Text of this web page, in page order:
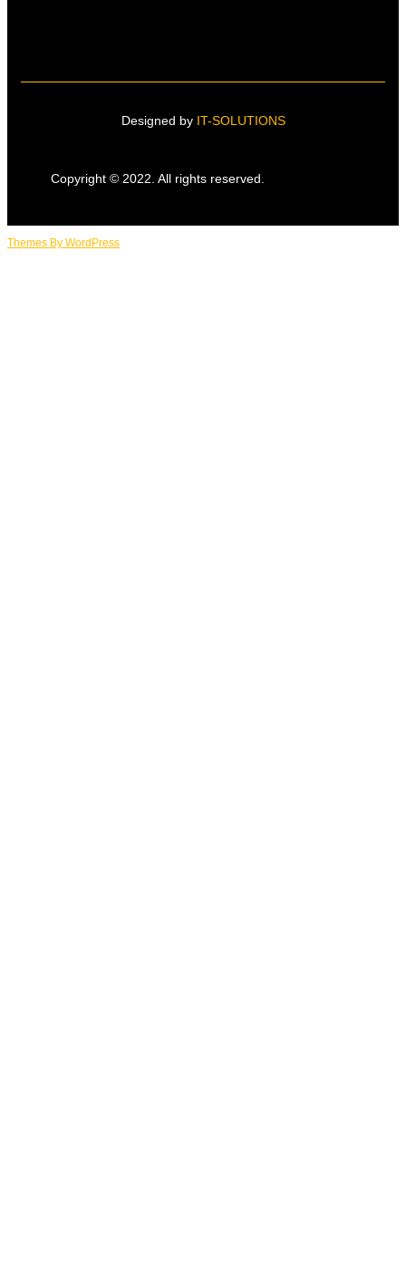
Designed by IT-SOLUTIONS
Copyright © 2022. All rights reserved.
Themes By WordPress